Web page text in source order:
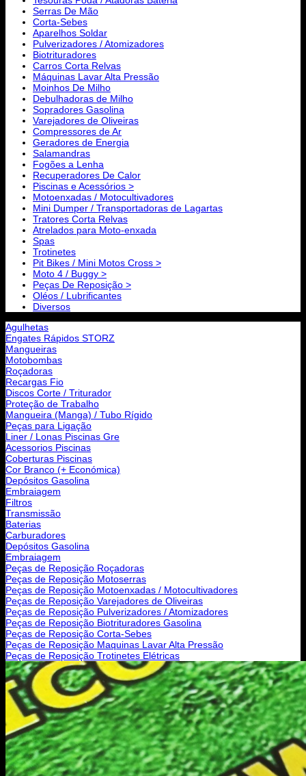
Serras De Mão
Corta-Sebes
Aparelhos Soldar
Pulverizadores / Atomizadores
Biotrituradores
Carros Corta Relvas
Máquinas Lavar Alta Pressão
Moinhos De Milho
Debulhadoras de Milho
Sopradores Gasolina
Varejadores de Oliveiras
Compressores de Ar
Geradores de Energia
Salamandras
Fogões a Lenha
Recuperadores De Calor
Piscinas e Acessórios >
Motoenxadas / Motocultivadores
Mini Dumper / Transportadoras de Lagartas
Tratores Corta Relvas
Atrelados para Moto-enxada
Spas
Trotinetes
Pit Bikes / Mini Motos Cross >
Moto 4 / Buggy >
Peças De Reposição >
Oléos / Lubrificantes
Diversos
Agulhetas
Engates Rápidos STORZ
Mangueiras
Motobombas
Roçadoras
Recargas Fio
Discos Corte / Triturador
Proteção de Trabalho
Mangueira (Manga) / Tubo Rígido
Peças para Ligação
Liner / Lonas Piscinas Gre
Acessorios Piscinas
Coberturas Piscinas
Cor Branco (+ Económica)
Depósitos Gasolina
Embraiagem
Filtros
Transmissão
Baterias
Carburadores
Depósitos Gasolina
Embraiagem
Peças de Reposição Roçadoras
Peças de Reposição Motoserras
Peças de Reposição Motoenxadas / Motocultivadores
Peças de Reposição Varejadores de Oliveiras
Peças de Reposição Pulverizadores / Atomizadores
Peças de Reposição Biotrituradores Gasolina
Peças de Reposição Corta-Sebes
Peças de Reposição Maquinas Lavar Alta Pressão
Peças de Reposição Trotinetes Elétricas